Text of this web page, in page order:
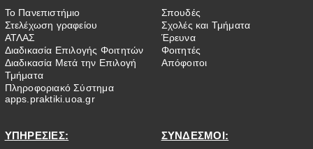
Το Πανεπιστήμιο
Στελέχωση γραφείου
ΑΤΛΑΣ
Διαδικασία Επιλογής Φοιτητών
Διαδικασία Μετά την Επιλογή
Τμήματα
Πληροφοριακό Σύστημα
apps.praktiki.uoa.gr
Σπουδές
Σχολές και Τμήματα
Έρευνα
Φοιτητές
Απόφοιτοι
ΥΠΗΡΕΣΙΕΣ: ΣΥΝΔΕΣΜΟΙ: